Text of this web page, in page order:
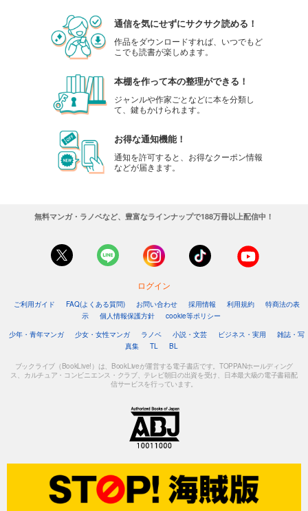
通信を気にせずにサクサク読める！
作品をダウンロードすれば、いつでもど
こでも読書が楽しめます。
本棚を作って本の整理ができる！
ジャンルや作家ごとなどに本を分類し
て、鍵もかけられます。
お得な通知機能！
通知を許可すると、お得なクーポン情報
などが届きます。
無料マンガ・ラノベなど、豊富なラインナップで188万冊以上配信中！
ログイン
ご利用ガイド FAQ(よくある質問) お問い合わせ 採用情報 利用規約
特商法の表
示
個人情報保護方針
cookie等ポリシー
少年・青年マンガ
少女・女性マンガ ラノベ 小説・文芸 ビジネス・実用
雑誌・写
真集
TL BL
ブックライブ（BookLive!）は、BookLiveが運営する電子書店です。TOPPANホールディング
ス、カルチュア・コンビニエンス・クラブ、テレビ朝日の出資を受け、日本最大級の電子書籍配
信サービスを行っています。